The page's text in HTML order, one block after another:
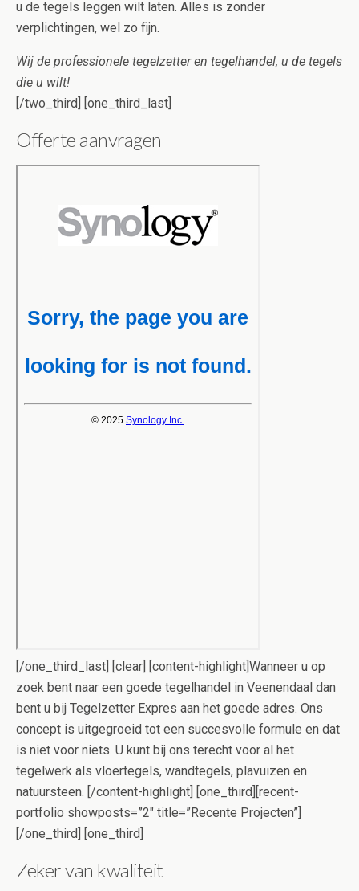
u de tegels leggen wilt laten. Alles is zonder
verplichtingen, wel zo fijn.
Wij de professionele tegelzetter en tegelhandel, u de tegels
die u wilt!
[/two_third] [one_third_last]
Offerte aanvragen
[/one_third_last] [clear] [content-highlight]Wanneer u op
zoek bent naar een goede tegelhandel in Veenendaal dan
bent u bij Tegelzetter Expres aan het goede adres. Ons
concept is uitgegroeid tot een succesvolle formule en dat
is niet voor niets. U kunt bij ons terecht voor al het
tegelwerk als vloertegels, wandtegels, plavuizen en
natuursteen. [/content-highlight] [one_third][recent-
portfolio showposts=”2″ title=”Recente Projecten”]
[/one_third] [one_third]
Zeker van kwaliteit